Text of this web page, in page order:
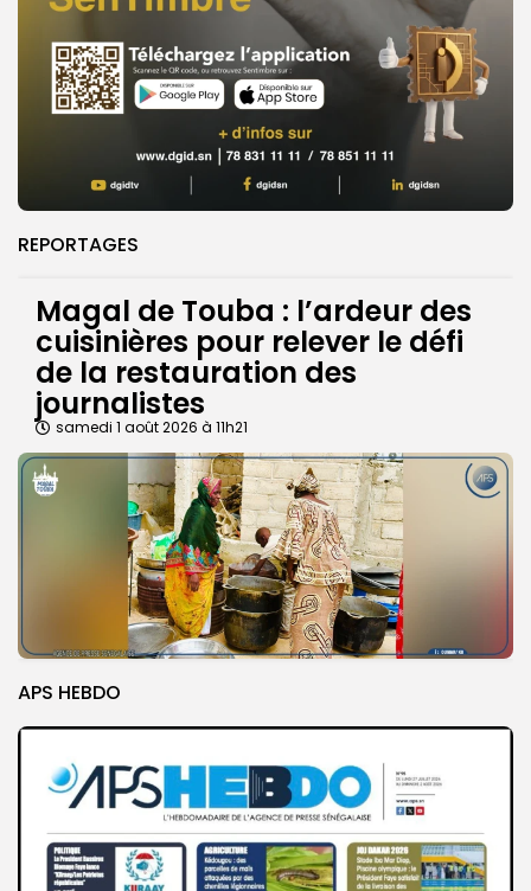
REPORTAGES
Magal de Touba : l’ardeur des
cuisinières pour relever le défi
de la restauration des
journalistes
samedi 1 août 2026 à 11h21
APS HEBDO